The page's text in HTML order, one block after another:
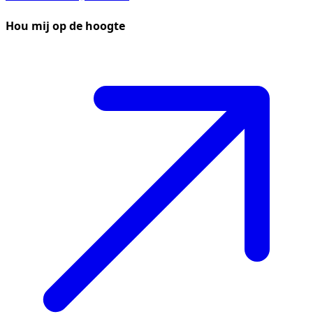
Hou mij op de hoogte